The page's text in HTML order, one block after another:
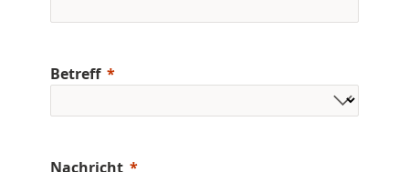
Betreff
Nachricht